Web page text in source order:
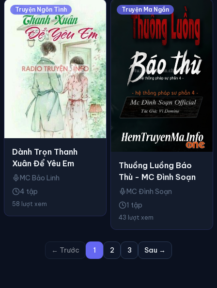
Truyện Ngôn Tình
Dành Trọn Thanh
Xuân Để Yêu Em
MC Bảo Linh
4 tập
58 lượt xem
Truyện Ma Ngắn
Thuồng Luồng Báo
Thù - MC Đình Soạn
MC Đình Soạn
1 tập
43 lượt xem
← Trước 1 2 3 Sau →